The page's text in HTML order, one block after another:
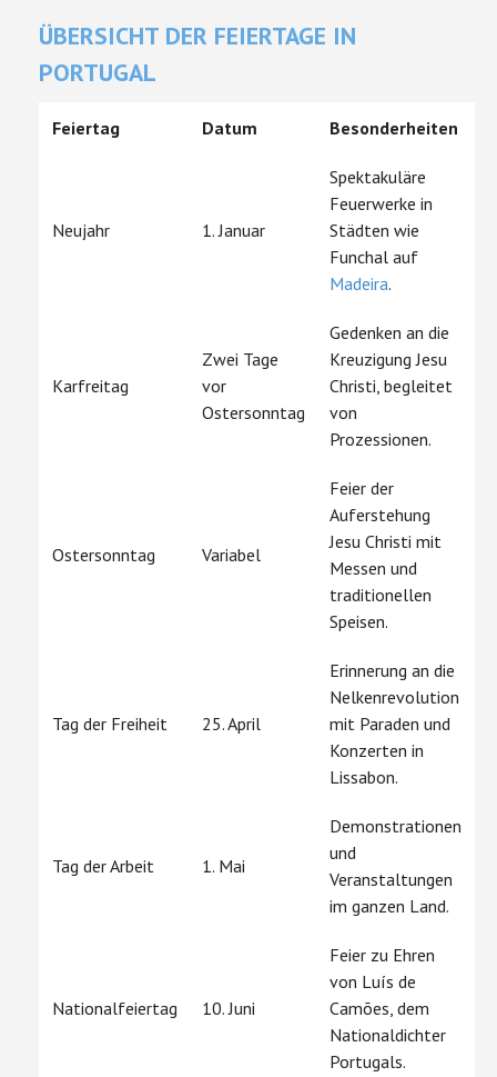
ÜBERSICHT DER FEIERTAGE IN
PORTUGAL
Feiertag Datum Besonderheiten
Neujahr 1. Januar
Spektakuläre
Feuerwerke in
Städten wie
Funchal auf
Madeira.
Karfreitag
Zwei Tage
vor
Ostersonntag
Gedenken an die
Kreuzigung Jesu
Christi, begleitet
von
Prozessionen.
Ostersonntag Variabel
Feier der
Auferstehung
Jesu Christi mit
Messen und
traditionellen
Speisen.
Tag der Freiheit 25. April
Erinnerung an die
Nelkenrevolution
mit Paraden und
Konzerten in
Lissabon.
Tag der Arbeit 1. Mai
Demonstrationen
und
Veranstaltungen
im ganzen Land.
Nationalfeiertag 10. Juni
Feier zu Ehren
von Luís de
Camões, dem
Nationaldichter
Portugals.